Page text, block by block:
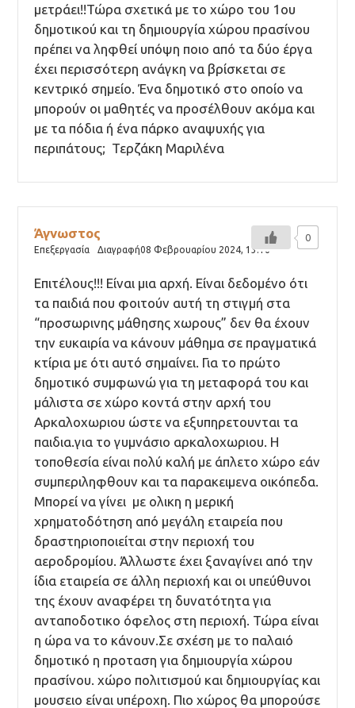
μετράει!!Τώρα σχετικά με το χώρο του 1ου
δημοτικού και τη δημιουργία χώρου πρασίνου
πρέπει να ληφθεί υπόψη ποιο από τα δύο έργα
έχει περισσότερη ανάγκη να βρίσκεται σε
κεντρικό σημείο. Ένα δημοτικό στο οποίο να
μπορούν οι μαθητές να προσέλθουν ακόμα και
με τα πόδια ή ένα πάρκο αναψυχής για
περιπάτους; Τερζάκη Μαριλένα
Άγνωστος
Επεξεργασία Διαγραφή08 Φεβρουαρίου 2024,13:16
Επιτέλους!!! Είναι μια αρχή. Είναι δεδομένο ότι
τα παιδιά που φοιτούν αυτή τη στιγμή στα
“προσωρινης μάθησης χωρους” δεν θα έχουν
την ευκαιρία να κάνουν μάθημα σε πραγματικά
κτίρια με ότι αυτό σημαίνει. Για το πρώτο
δημοτικό συμφωνώ για τη μεταφορά του και
μάλιστα σε χώρο κοντά στην αρχή του
Αρκαλοχωριου ώστε να εξυπηρετουνται τα
παιδια.για το γυμνάσιο αρκαλοχωριου. Η
τοποθεσία είναι πολύ καλή με άπλετο χώρο εάν
συμπεριληφθουν και τα παρακειμενα οικόπεδα.
Μπορεί να γίνει με ολικη η μερική
χρηματοδότηση από μεγάλη εταιρεία που
δραστηριοποιείται στην περιοχή του
αεροδρομίου. Άλλωστε έχει ξαναγίνει από την
ίδια εταιρεία σε άλλη περιοχή και οι υπεύθυνοι
της έχουν αναφέρει τη δυνατότητα για
ανταποδοτικο όφελος στη περιοχή. Τώρα είναι
η ώρα να το κάνουν.Σε σχέση με το παλαιό
δημοτικό η προταση για δημιουργία χώρου
πρασίνου. χώρο πολιτισμού και δημιουργίας και
μουσειο είναι υπέροχη. Πιο χώρος θα μπορούσε
0